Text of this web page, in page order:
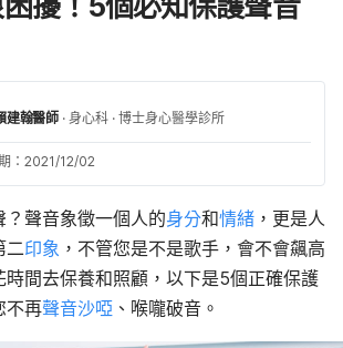
建翰醫師 · 身心科 · 博士身心醫學診所
：2021/12/02
聲音象徵一個人的身分和情緒 ，更是人
二印象 ，不管您是不是歌手，會不會飆高
時間去保養和照顧，以下是5個正確保護
不再聲音沙啞 、喉嚨破音。